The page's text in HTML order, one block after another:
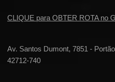
CLIQUE para OBTER ROTA no
Av. Santos Dumont, 7851 -
42712-740